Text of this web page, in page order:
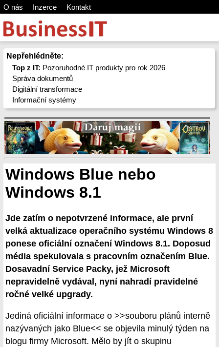
O nás Inzerce Kontakt
Nepřehlédněte:
Top z IT: Pozoruhodné IT produkty pro rok 2026
Správa dokumentů
Digitální transformace
Informační systémy
Windows Blue nebo
Windows 8.1
Jde zatím o nepotvrzené informace, ale první
velká aktualizace operačního systému Windows 8
ponese oficiální označení Windows 8.1. Doposud
média spekulovala s pracovním označením Blue.
Dosavadní Service Packy, jež Microsoft
nepravidelně vydával, nyní nahradí pravidelné
ročné velké upgrady.
Jediná oficiální informace o >>souboru plánů interně
nazývaných jako Blue<< se objevila minulý týden na
blogu firmy Microsoft. Mělo by jít o skupinu